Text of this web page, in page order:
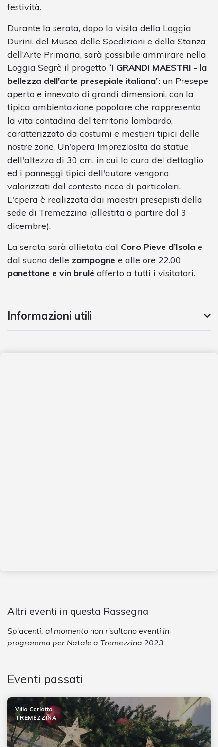
festività.
Durante la serata, dopo la visita della Loggia
Durini, del Museo delle Spedizioni e della Stanza
dell’Arte Primaria, sarà possibile ammirare nella
Loggia Segrè il progetto “I GRANDI MAESTRI - la
bellezza dell'arte presepiale italiana”: un Presepe
aperto e innevato di grandi dimensioni, con la
tipica ambientazione popolare che rappresenta
la vita contadina del territorio lombardo,
caratterizzato da costumi e mestieri tipici delle
nostre zone. Un'opera impreziosita da statue
dell'altezza di 30 cm, in cui la cura del dettaglio
ed i panneggi tipici dell'autore vengono
valorizzati dal contesto ricco di particolari.
L'opera è realizzata dai maestri presepisti della
sede di Tremezzina (allestita a partire dal 3
dicembre).
La serata sarà allietata dal Coro Pieve d’Isola e
dal suono delle zampogne e alle ore 22.00
panettone e vin brulé offerto a tutti i visitatori.
Informazioni utili
Altri eventi in questa Rassegna
Spiacenti, al momento non risultano eventi in
programma per Natale a Tremezzina 2023.
Eventi passati
Villa Carlotta
TREMEZZINA